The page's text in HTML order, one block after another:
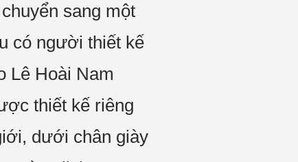
sang một
có người thiết kế
Lê Hoài Nam
thiết kế riêng
dưới chân giày